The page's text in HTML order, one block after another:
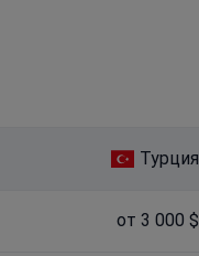
Турция
от 3 000 $